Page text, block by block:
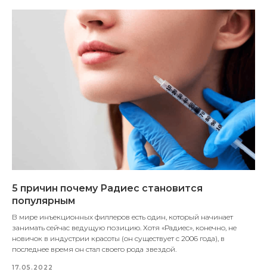
5 причин почему Радиес становится
популярным
В мире инъекционных филлеров есть один, который начинает
занимать сейчас ведущую позицию. Хотя «Радиес», конечно, не
новичок в индустрии красоты (он существует с 2006 года), в
последнее время он стал своего рода звездой.
17.05.2022